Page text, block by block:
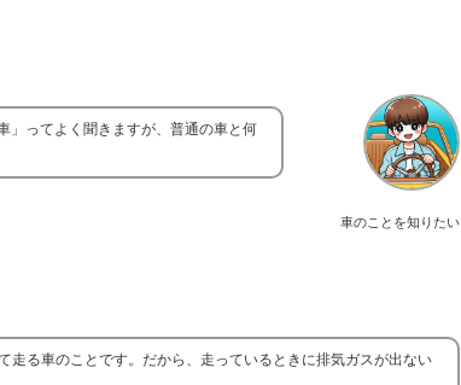
車のことを知りたい
」ってよく聞きますが、普通の車と何
走る車のことです。だから、走っているときに排気ガスが出ない